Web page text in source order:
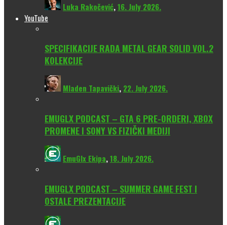
Luka Rakočević,16. July 2026.
YouTube
SPECIFIKACIJE RADA METAL GEAR SOLID VOL.2
KOLEKCIJE
Mladen Tapavički, 22. July 2026.
EMUGLX PODCAST – GTA 6 PRE-ORDERI, XBOX
PROMENE I SONY VS FIZIČKI MEDIJI
EmuGlx Ekipa,18. July 2026.
EMUGLX PODCAST – SUMMER GAME FEST I
OSTALE PREZENTACIJE